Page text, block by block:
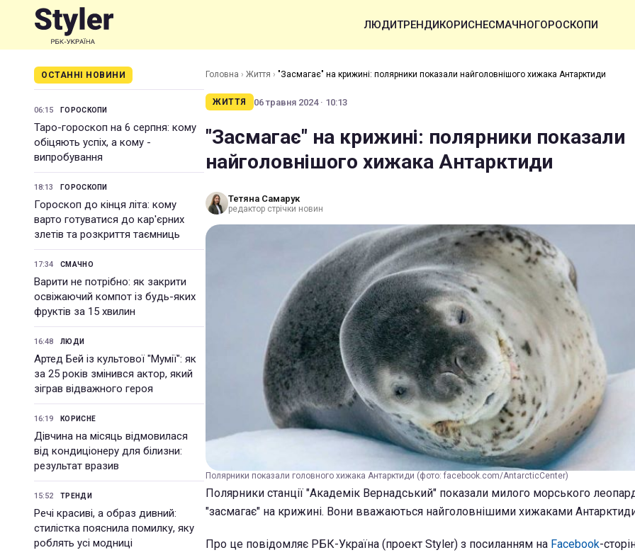
ЛЮДИТРЕНДИКОРИСНЕСМАЧНОГОРОСКОПИ
ОСТАННІ НОВИНИ
06:15 ГОРОСКОПИ
Таро-гороскоп на 6 серпня: кому
обіцяють успіх, а кому -
випробування
18:13 ГОРОСКОПИ
Гороскоп до кінця літа: кому
варто готуватися до кар'єрних
злетів та розкриття таємниць
17:34 СМАЧНО
Варити не потрібно: як закрити
освіжаючий компот із будь-яких
фруктів за 15 хвилин
16:48 ЛЮДИ
Артед Бей із культової "Мумії": як
за 25 років змінився актор, який
зіграв відважного героя
16:19 КОРИСНЕ
Дівчина на місяць відмовилася
від кондиціонеру для білизни:
результат вразив
15:52 ТРЕНДИ
Речі красиві, а образ дивний:
стилістка пояснила помилку, яку
роблять усі модниці
Головна › Життя › "Засмагає" на крижині: полярники показали найголовнішого хижака Антарктиди
ЖИТТЯ 06 травня 2024 · 10:13
"Засмагає" на крижині: полярники показали
найголовнішого хижака Антарктиди
Тетяна Самарук
редактор стрічки новин
Полярники показали головного хижака Антарктиди (фото: facebook.com/AntarcticCenter)
Полярники станції "Академік Вернадський" показали милого морського
"засмагає" на крижині. Вони вважаються найголовнішими хижаками
Про це повідомляє РБК-Україна (проект Styler) з посиланням на Facebook-